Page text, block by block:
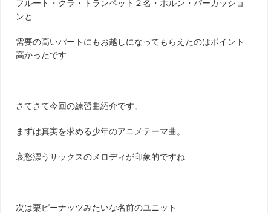
フルート・クラ・トランペット２名・ホルン・パーカッショ
ンと
需要の高いパートにもお越しになってもらえたのはポイント
高かったです
さてさて今回の練習曲紹介です。
まずは真実を求める少年のアニメテーマ曲。
哀愁漂うサックスのメロディが印象的ですね
次は栗ピーナッツみたいな名前のユニット